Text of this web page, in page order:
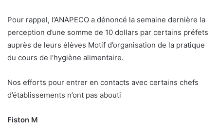
Pour rappel, l’ANAPECO a dénoncé la semaine dernière la
perception d’une somme de 10 dollars par certains préfets
auprès de leurs élèves Motif d’organisation de la pratique
du cours de l’hygiène alimentaire.
Nos efforts pour entrer en contacts avec certains chefs
d’établissements n’ont pas abouti
Fiston M